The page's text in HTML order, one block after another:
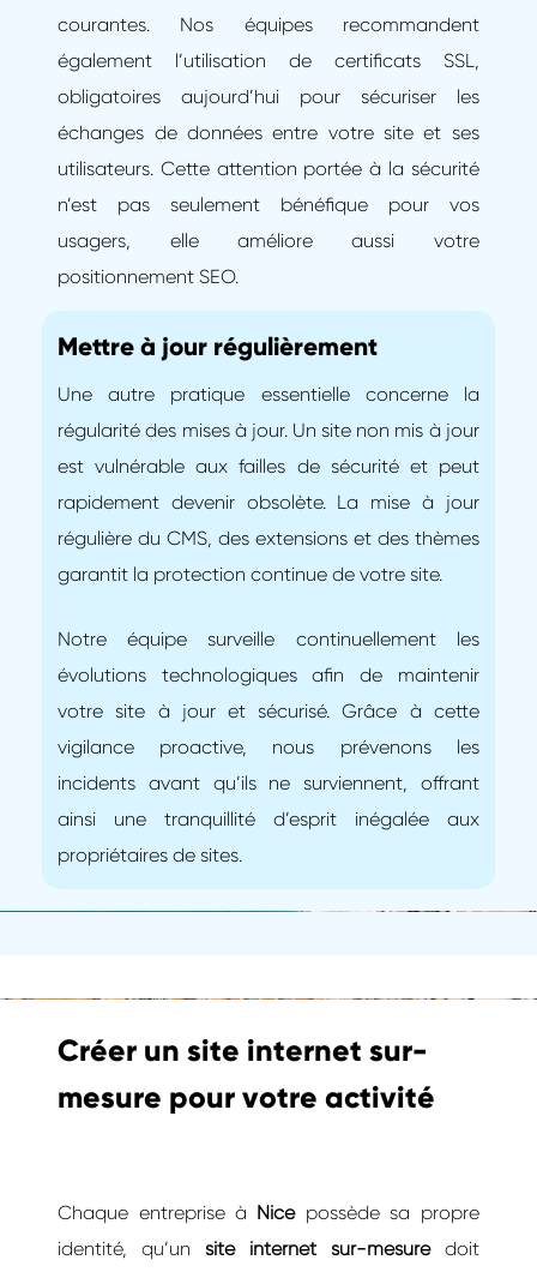
courantes. Nos équipes recommandent
également l’utilisation de certificats SSL,
obligatoires aujourd’hui pour sécuriser les
échanges de données entre votre site et ses
utilisateurs. Cette attention portée à la sécurité
n’est pas seulement bénéfique pour vos
usagers, elle améliore aussi votre
positionnement SEO.
Mettre à jour régulièrement
Une autre pratique essentielle concerne la
régularité des mises à jour. Un site non mis à jour
est vulnérable aux failles de sécurité et peut
rapidement devenir obsolète. La mise à jour
régulière du CMS, des extensions et des thèmes
garantit la protection continue de votre site.
Notre équipe surveille continuellement les
évolutions technologiques afin de maintenir
votre site à jour et sécurisé. Grâce à cette
vigilance proactive, nous prévenons les
incidents avant qu’ils ne surviennent, offrant
ainsi une tranquillité d’esprit inégalée aux
propriétaires de sites.
Créer un site internet sur-
mesure pour votre activité
Chaque entreprise à Nicepossède sa propre
identité, qu’un site internet sur-mesuredoit